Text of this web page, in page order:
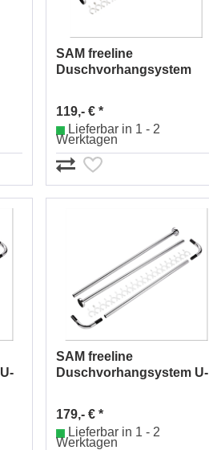
SAM freeline
Duschvorhangsystem
119,- € *
Lieferbar in 1 - 2
Werktagen
SAM freeline
Duschvorhangsystem U-
179,- € *
Lieferbar in 1 - 2
Werktagen